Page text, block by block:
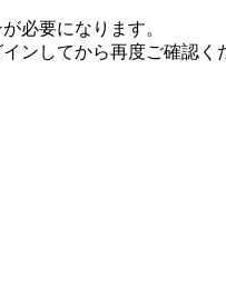
必要になります。
ンしてから再度ご確認く